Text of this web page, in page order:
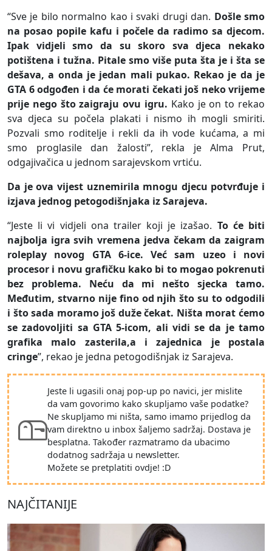
“Sve je bilo normalno kao i svaki drugi dan. Došle smo
na posao popile kafu i počele da radimo sa djecom.
Ipak vidjeli smo da su skoro sva djeca nekako
potištena i tužna. Pitale smo više puta šta je i šta se
dešava, a onda je jedan mali pukao. Rekao je da je
GTA 6 odgođen i da će morati čekati još neko vrijeme
prije nego što zaigraju ovu igru. Kako je on to rekao
sva djeca su počela plakati i nismo ih mogli smiriti.
Pozvali smo roditelje i rekli da ih vode kućama, a mi
smo proglasile dan žalosti”, rekla je Alma Prut,
odgajivačica u jednom sarajevskom vrtiću.
Da je ova vijest uznemirila mnogu djecu potvrđuje i
izjava jednog petogodišnjaka iz Sarajeva.
“Jeste li vi vidjeli ona trailer koji je izašao. To će biti
najbolja igra svih vremena jedva čekam da zaigram
roleplay novog GTA 6-ice. Već sam uzeo i novi
procesor i novu grafičku kako bi to mogao pokrenuti
bez problema. Neću da mi nešto sjecka tamo.
Međutim, stvarno nije fino od njih što su to odgodili
i što sada moramo još duže čekat. Ništa morat ćemo
se zadovoljiti sa GTA 5-icom, ali vidi se da je tamo
grafika malo zasterila,a i zajednica je postala
cringe”, rekao je jedna petogodišnjak iz Sarajeva.
Jeste li ugasili onaj pop-up po navici, jer mislite
da vam govorimo kako skupljamo vaše podatke?
Ne skupljamo mi ništa, samo imamo prijedlog da
vam direktno u inbox šaljemo sadržaj. Dostava je
besplatna. Također razmatramo da ubacimo
dodatnog sadržaja u newsletter.
Možete se pretplatiti ovdje! :D
NAJČITANIJE